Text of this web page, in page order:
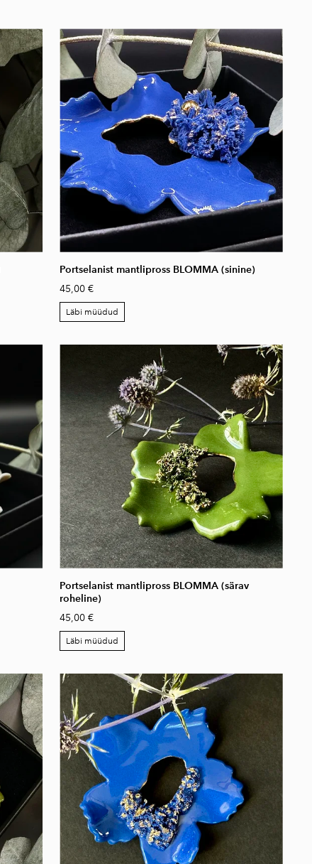
Portselanist mantlipross BLOMMA (sinine)
45,00 €
Läbi müüdud
Portselanist mantlipross BLOMMA (särav
roheline)
45,00 €
Läbi müüdud